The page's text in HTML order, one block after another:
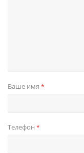
Ваше имя *
Телефон *